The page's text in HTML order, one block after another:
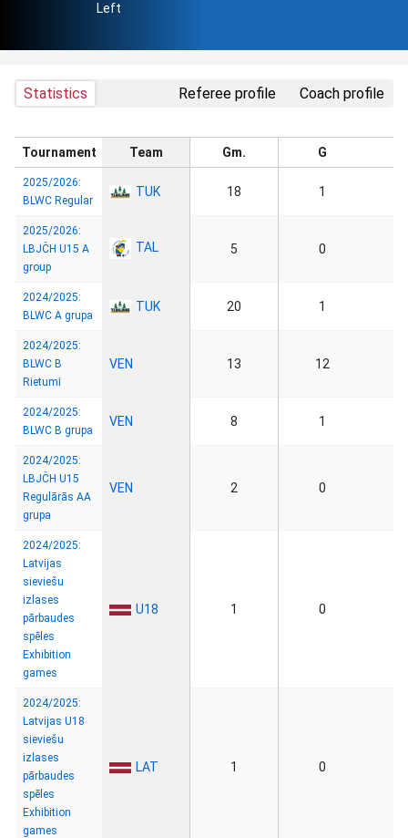
Left
Statistics Referee profile Coach profile
Tournament Team Gm. G
2025/2026:
BLWC Regular
TUK 18 1
2025/2026:
LBJČH U15 A
group
TAL 5 0
2024/2025:
BLWC A grupa
TUK 20 1
2024/2025:
BLWC B
Rietumi
VEN 13 12
2024/2025:
BLWC B grupa
VEN 8 1
2024/2025:
LBJČH U15
Regulārās AA
grupa
VEN 2 0
2024/2025:
Latvijas
sieviešu
izlases
pārbaudes
spēles
Exhibition
games
U18 1 0
2024/2025:
Latvijas U18
sieviešu
izlases
pārbaudes
spēles
Exhibition
games
LAT 1 0